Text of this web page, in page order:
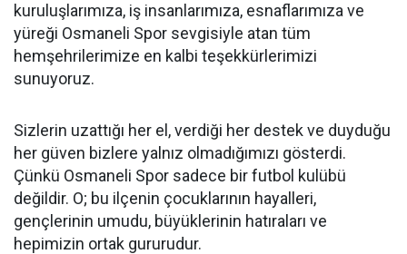
kuruluşlarımıza, iş insanlarımıza, esnaflarımıza ve
yüreği Osmaneli Spor sevgisiyle atan tüm
hemşehrilerimize en kalbi teşekkürlerimizi
sunuyoruz.
Sizlerin uzattığı her el, verdiği her destek ve duyduğu
her güven bizlere yalnız olmadığımızı gösterdi.
Çünkü Osmaneli Spor sadece bir futbol kulübü
değildir. O; bu ilçenin çocuklarının hayalleri,
gençlerinin umudu, büyüklerinin hatıraları ve
hepimizin ortak gururudur.